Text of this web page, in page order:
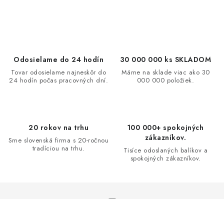
Odosielame do 24 hodín
Tovar odosielame najneskôr do
24 hodín počas pracovných dní.
30 000 000 ks SKLADOM
Máme na sklade viac ako 30
000 000 položiek.
20 rokov na trhu
Sme slovenská firma s 20-ročnou
tradíciou na trhu.
100 000+ spokojných
zákazníkov.
Tisíce odoslaných balíkov a
spokojných zákazníkov.